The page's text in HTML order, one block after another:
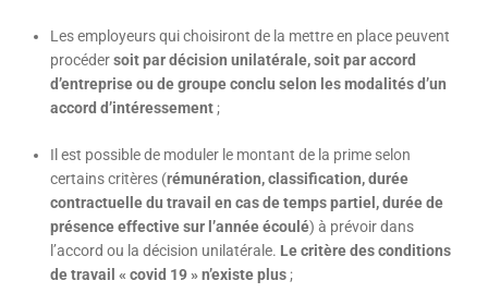
Les employeurs qui choisiront de la mettre en place peuvent
procédersoit par décision unilatérale, soit par accord
d’entreprise ou de groupe conclu selon les modalités d’un
accord d’intéressement ;
Il est possible de moduler le montant de la prime selon
certains critères (rémunération, classification, durée
contractuelle du travail en cas de temps partiel, durée de
présence effective sur l’année écoulé) à prévoir dans
l’accord ou la décision unilatérale. Le critère des conditions
de travail « covid 19 » n’existe plus ;